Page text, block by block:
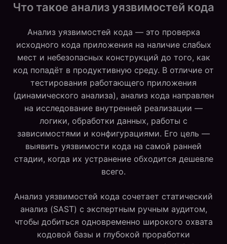
Что такое анализ уязвимостей кода
Анализ уязвимостей кода — это проверка
исходного кода приложения на наличие слабых
мест и небезопасных конструкций до того, как
код попадёт в продуктивную среду. В отличие от
тестирования работающего приложения
(динамического анализа), анализ кода направлен
на исследование внутренней реализации —
логики, обработки данных, работы с
зависимостями и конфигурациями. Его цель —
выявить уязвимости кода на самой ранней
стадии, когда их устранение обходится дешевле
всего.
Анализ уязвимостей кода сочетает статический
анализ (SAST) с экспертным ручным аудитом,
чтобы добиться одновременно широкого охвата
кодовой базы и глубокой проработки